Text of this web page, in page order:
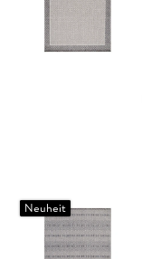
Neuheit